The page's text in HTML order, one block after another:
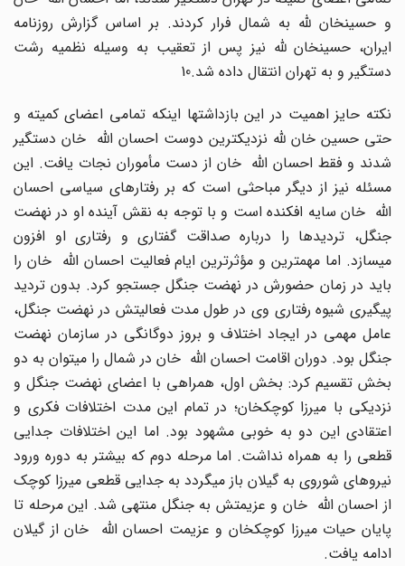
و حسینخان لله به شمال فرار کردند. بر اساس گزارش روزنامه
ایران، حسینخان لله نیز پس از تعقیب به وسیله نظمیه رشت
دستگیر و به تهران انتقال داده شد.10
نکته حایز اهمیت در این بازداشتها اینکه تمامی اعضای کمیته و
حتی حسین خان لله نزدیکترین دوست احسان الله خان دستگیر
شدند و فقط احسان الله خان از دست مأموران نجات یافت. این
مسئله نیز از دیگر مباحثی است که بر رفتارهای سیاسی احسان
الله خان سایه افکنده است و با توجه به نقش آینده او در نهضت
جنگل، تردیدها را درباره صداقت گفتاری و رفتاری او افزون
میسازد. اما مهمترین و مؤثرترین ایام فعالیت احسان الله خان را
باید در زمان حضورش در نهضت جنگل جستجو کرد. بدون تردید
پیگیری شیوه رفتاری وی در طول مدت فعالیتش در نهضت جنگل،
عامل مهمی در ایجاد اختلاف و بروز دوگانگی در سازمان نهضت
جنگل بود. دوران اقامت احسان الله خان در شمال را میتوان به دو
بخش تقسیم کرد: بخش اول، همراهی با اعضای نهضت جنگل و
نزدیکی با میرزا کوچکخان؛ در تمام این مدت اختلافات فکری و
اعتقادی این دو به خوبی مشهود بود. اما این اختلافات جدایی
قطعی را به همراه نداشت. اما مرحله دوم که بیشتر به دوره ورود
نیروهای شوروی به گیلان باز میگردد به جدایی قطعی میرزا کوچک
از احسان الله خان و عزیمتش به جنگل منتهی شد. این مرحله تا
پایان حیات میرزا کوچکخان و عزیمت احسان الله خان از گیلان
ادامه یافت.